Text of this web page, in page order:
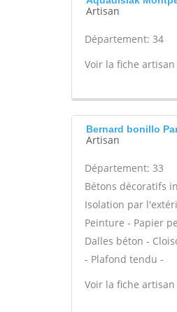
Artisan
Département: 34
Voir la fiche artisan
Bernard bonillo
Artisan
Département: 33
Bétons décoratifs
Isolation par
Peinture - Papier
Dalles béton -
- Plafond tendu -
Voir la fiche artisan